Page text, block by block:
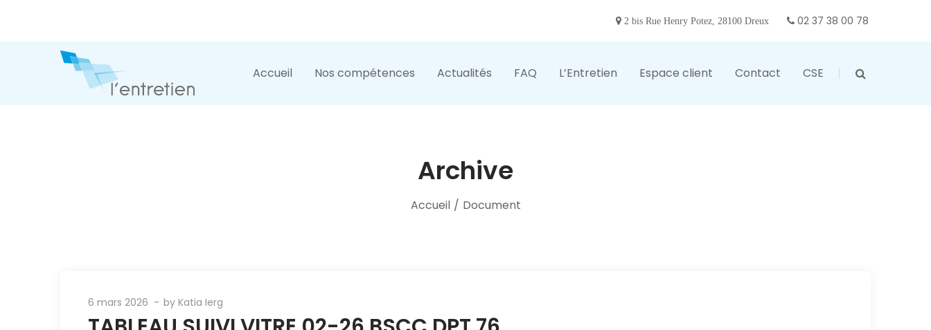
2 bis Rue Henry Potez, 28100 Dreux 02 37 38 00 78
Accueil Nos compétences Actualités FAQ L’Entretien Espace client Contact CSE
Archive
Accueil / Document
6 mars 2026 by Katia Ierg